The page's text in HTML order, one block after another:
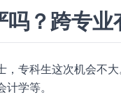
吗？跨专业
，专科生这次机会不
学等。